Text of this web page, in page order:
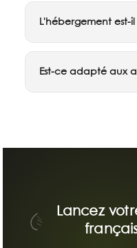
L'hébergement est-
Est-ce adapté aux
Lancez